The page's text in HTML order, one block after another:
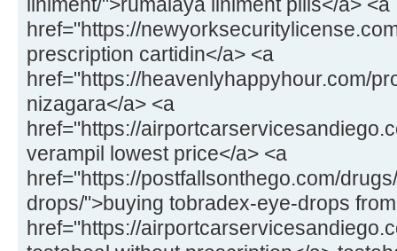
href="https://
prescription cartidin</a> <a
href="https://heavenlyhappyhour.com/
nizagara</a> <a
href="https://
verampil lowest price</a> <a
href="https://postfallsonthego.com/
drops/">buying tobradex-eye-drops
href="https://